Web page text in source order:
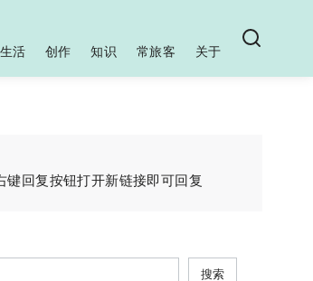
生活 创作 知识 常旅客 关于
键回复按钮打开新链接即可回复
搜索